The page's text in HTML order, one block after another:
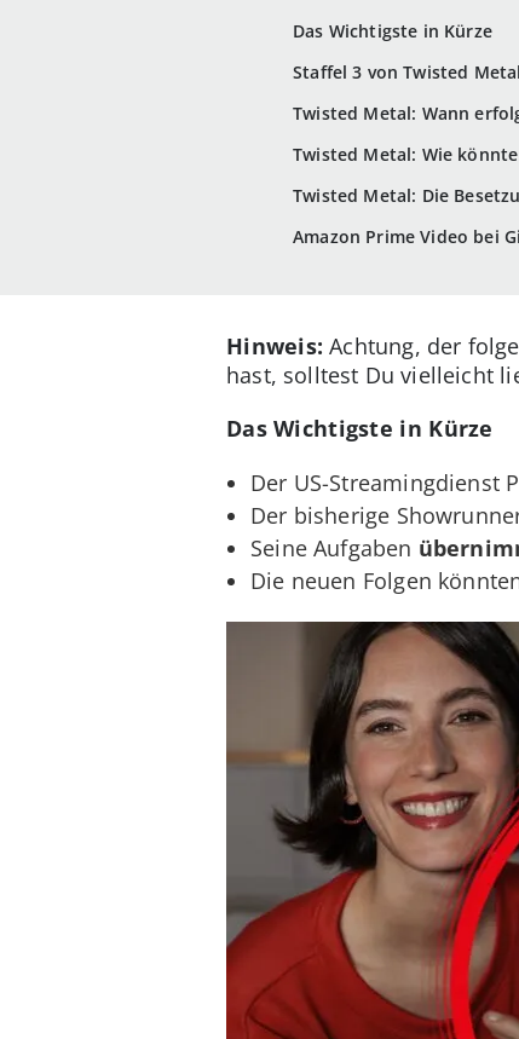
Das Wichtigste in Kürze
Staffel 3 von Twisted
Twisted Metal: Wann
Twisted Metal: Wie
Twisted Metal: Die
Amazon Prime Video bei
Hinweis: Achtung, der
hast, solltest Du vielleicht
Das Wichtigste in Kürze
Der US-Streamingdienst
Der bisherige
Seine Aufgaben
Die neuen Folgen